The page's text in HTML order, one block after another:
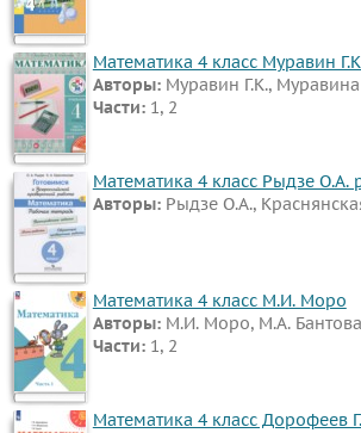
Математика 4 класс Муравин
Авторы: Муравин Г.К.,
Части: 1, 2
Математика 4 класс Рыдзе О.А.
Авторы: Рыдзе О.А.,
Математика 4 класс М.И. Моро
Авторы: М.И. Моро, М.А.
Части: 1, 2
Математика 4 класс Дорофеев